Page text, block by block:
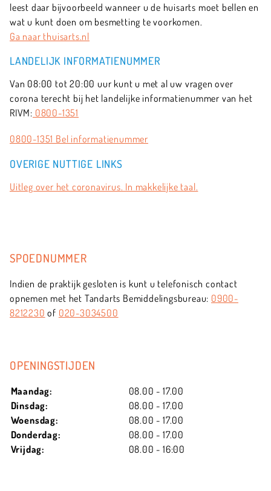
leest daar bijvoorbeeld wanneer u de huisarts moet bellen en
wat u kunt doen om besmetting te voorkomen.
Ga naar thuisarts.nl
LANDELIJK INFORMATIENUMMER
Van 08:00 tot 20:00 uur kunt u met al uw vragen over
corona terecht bij het landelijke informatienummer van het
RIVM: 0800-1351
0800-1351 Bel informatienummer
OVERIGE NUTTIGE LINKS
Uitleg over het coronavirus. In makkelijke taal.
SPOEDNUMMER
Indien de praktijk gesloten is kunt u telefonisch contact
opnemen met het Tandarts Bemiddelingsbureau: 0900-
8212230 of 020-3034500
OPENINGSTIJDEN
Maandag:
08.00 - 17.00
Dinsdag:
08.00 - 17.00
Woensdag:
08.00 - 17.00
Donderdag:
08.00 - 17.00
Vrijdag:
08.00 - 16:00